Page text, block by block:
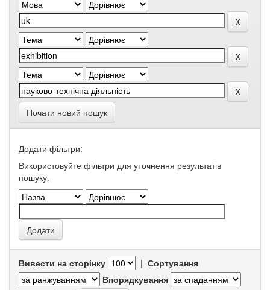
Почати новий пошук
Додати фільтри:
Використовуйте фільтри для уточнення результатів
пошуку.
Вивести на сторінку | Сортування
Впорядкування